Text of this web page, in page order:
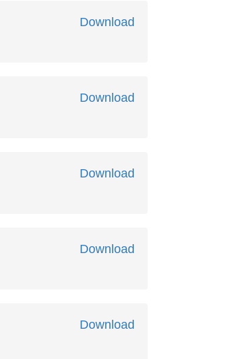
Download
Download
Download
Download
Download